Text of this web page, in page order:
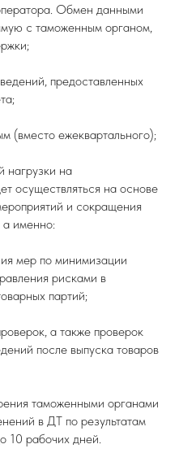
Обмен данными
с таможенным органом,
предоставленных
(вместо ежеквартального);
нагрузки на
осуществляться на основе
и сокращения
а именно:
мер по минимизации
рисками в
партий;
а также проверок
после выпуска товаров
таможенными органами
в ДТ по результатам
10 рабочих дней.